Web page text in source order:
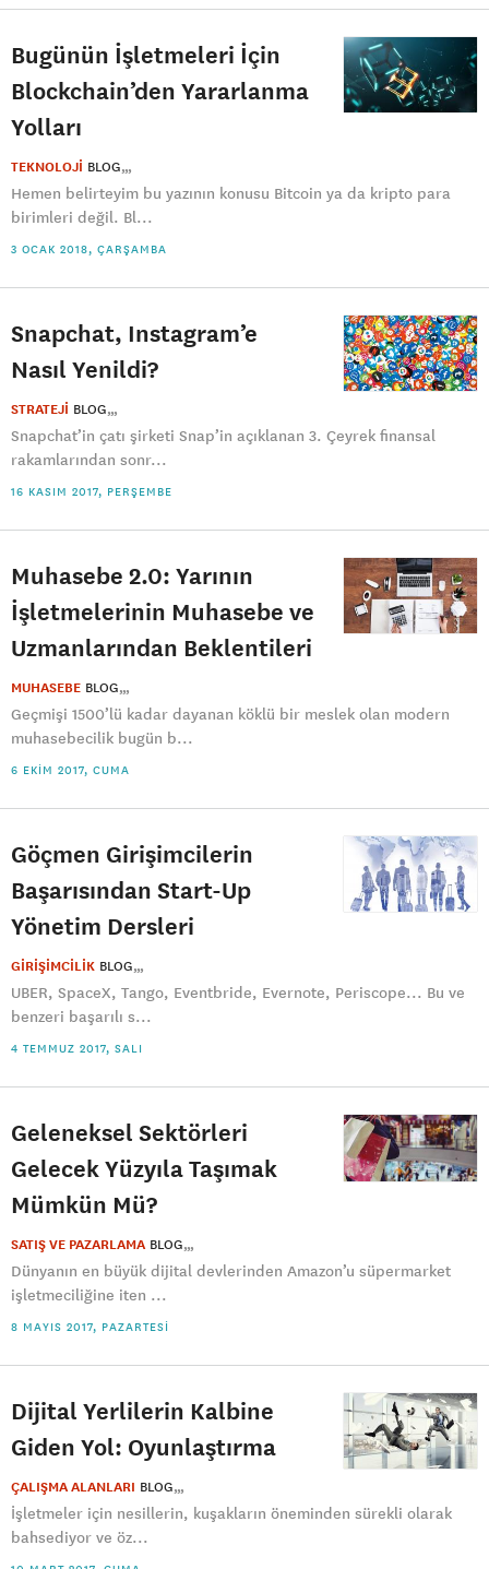
Bugünün İşletmeleri İçin
Blockchain’den Yararlanma
Yolları
TEKNOLOJİ BLOG
Hemen belirteyim bu yazının konusu Bitcoin ya da kripto para
birimleri değil. Bl...
3 OCAK 2018, ÇARŞAMBA
Snapchat, Instagram’e
Nasıl Yenildi?
STRATEJİ BLOG
Snapchat’in çatı şirketi Snap’in açıklanan 3. Çeyrek finansal
rakamlarından sonr...
16 KASIM 2017, PERŞEMBE
Muhasebe 2.0: Yarının
İşletmelerinin Muhasebe ve
Uzmanlarından Beklentileri
MUHASEBE BLOG
Geçmişi 1500’lü kadar dayanan köklü bir meslek olan modern
muhasebecilik bugün b...
6 EKIM 2017, CUMA
Göçmen Girişimcilerin
Başarısından Start-Up
Yönetim Dersleri
GİRİŞİMCİLİK BLOG
UBER, SpaceX, Tango, Eventbride, Evernote, Periscope... Bu ve
benzeri başarılı s...
4 TEMMUZ 2017, SALI
Geleneksel Sektörleri
Gelecek Yüzyıla Taşımak
Mümkün Mü?
SATIŞ VE PAZARLAMA BLOG
Dünyanın en büyük dijital devlerinden Amazon’u süpermarket
işletmeciliğine iten ...
8 MAYIS 2017, PAZARTESI
Dijital Yerlilerin Kalbine
Giden Yol: Oyunlaştırma
ÇALIŞMA ALANLARI BLOG
İşletmeler için nesillerin, kuşakların öneminden sürekli olarak
bahsediyor ve öz...